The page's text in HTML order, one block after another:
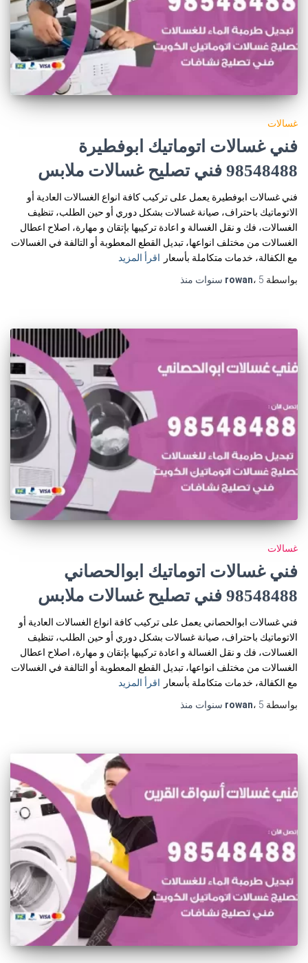
غسالات
فني غسالات اتوماتيك ابوفطيرة
98548488 فني تصليح غسالات ملابس
فني غسالات ابوفطيرة يعمل على تركيب كافة انواع الغسالات العادية أو
الاتوماتيك باحتراف، صيانة غسالات بشكل دوري أو حين الطلب، تنظيف
الغسالات، فك و نقل الغسالة و اعادة تركيبها بإتقان و مهارة، اصلاح اعطال
الغسالات من مختلف انواعها، تبديل القطع المعطوبة أو التالفة في الغسالات
مع الكفالة، خدمات متكاملة بأسعار
اقرأ المزيد
بواسطة
rowan، 5 سنوات منذ
غسالات
فني غسالات اتوماتيك ابوالحصاني
98548488 فني تصليح غسالات ملابس
فني غسالات ابوالحصاني يعمل على تركيب كافة انواع الغسالات العادية أو
الاتوماتيك باحتراف، صيانة غسالات بشكل دوري أو حين الطلب، تنظيف
الغسالات، فك و نقل الغسالة و اعادة تركيبها بإتقان و مهارة، اصلاح اعطال
الغسالات من مختلف انواعها، تبديل القطع المعطوبة أو التالفة في الغسالات
مع الكفالة، خدمات متكاملة بأسعار
اقرأ المزيد
بواسطة
rowan، 5 سنوات منذ